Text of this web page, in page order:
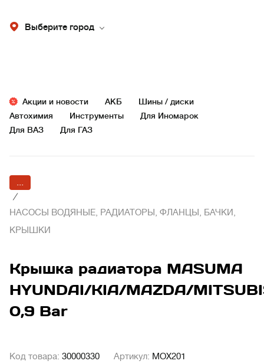
Выберите город
Акции и новости АКБ
Шины / диски
Автохимия
Инструменты
Для Иномарок
Для ВАЗ
Для ГАЗ
...
/
НАСОСЫ ВОДЯНЫЕ, РАДИАТОРЫ, ФЛАНЦЫ, БАЧКИ,
КРЫШКИ
Крышка радиатора MASUMA
HYUNDAI/KIA/MAZDA/
0,9 Bar
Код товара: 30000330 Артикул: MOX201